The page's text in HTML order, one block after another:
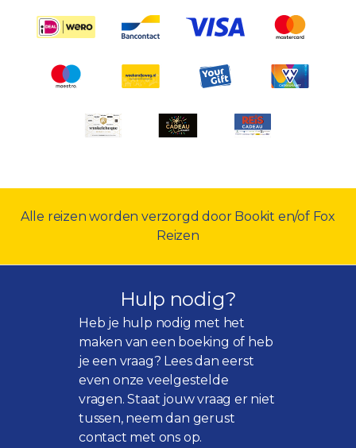
Alle reizen worden verzorgd door Bookit en/of Fox
Reizen
Hulp nodig?
Heb je hulp nodig met het
maken van een boeking of heb
je een vraag? Lees dan eerst
even onzeveelgestelde
vragen. Staat jouw vraag er niet
tussen, neem dan gerust
contact met ons op.